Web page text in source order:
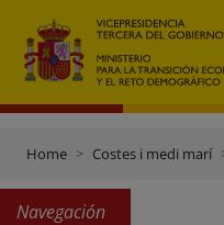
Home Costes i medi marí
Navegación